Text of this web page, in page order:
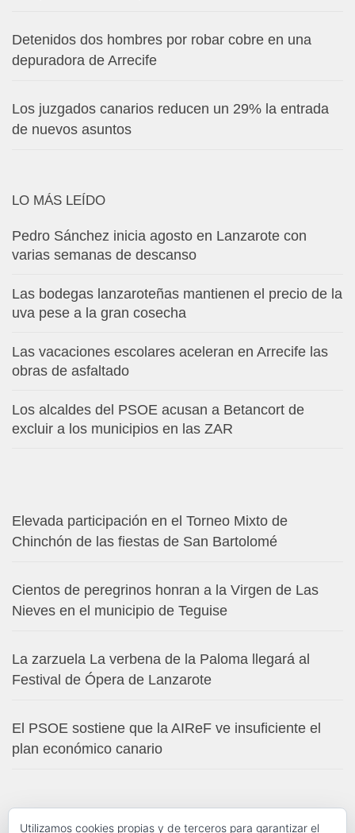
Detenidos dos hombres por robar cobre en una
depuradora de Arrecife
Los juzgados canarios reducen un 29% la entrada
de nuevos asuntos
LO MÁS LEÍDO
Pedro Sánchez inicia agosto en Lanzarote con
varias semanas de descanso
Las bodegas lanzaroteñas mantienen el precio de la
uva pese a la gran cosecha
Las vacaciones escolares aceleran en Arrecife las
obras de asfaltado
Los alcaldes del PSOE acusan a Betancort de
excluir a los municipios en las ZAR
Elevada participación en el Torneo Mixto de
Chinchón de las fiestas de San Bartolomé
Cientos de peregrinos honran a la Virgen de Las
Nieves en el municipio de Teguise
La zarzuela La verbena de la Paloma llegará al
Festival de Ópera de Lanzarote
El PSOE sostiene que la AIReF ve insuficiente el
plan económico canario
Utilizamos cookies propias y de terceros para garantizar el